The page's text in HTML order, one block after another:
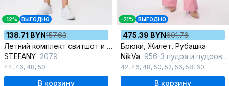
-12% ВЫГОДНО
138.71 BYN157.63
Летний комплект свитшот и шорты из трикотажа
STEFANY 2079
44, 46, 48, 50
В корзину
-21% ВЫГОДНО
475.39 BYN601.76
Брюки, Жилет, Рубашка
NikVa 956-3 пудра и пудрово-молочные полосы
42, 46, 48, 50, 52, 56, 58, 60
В корзину